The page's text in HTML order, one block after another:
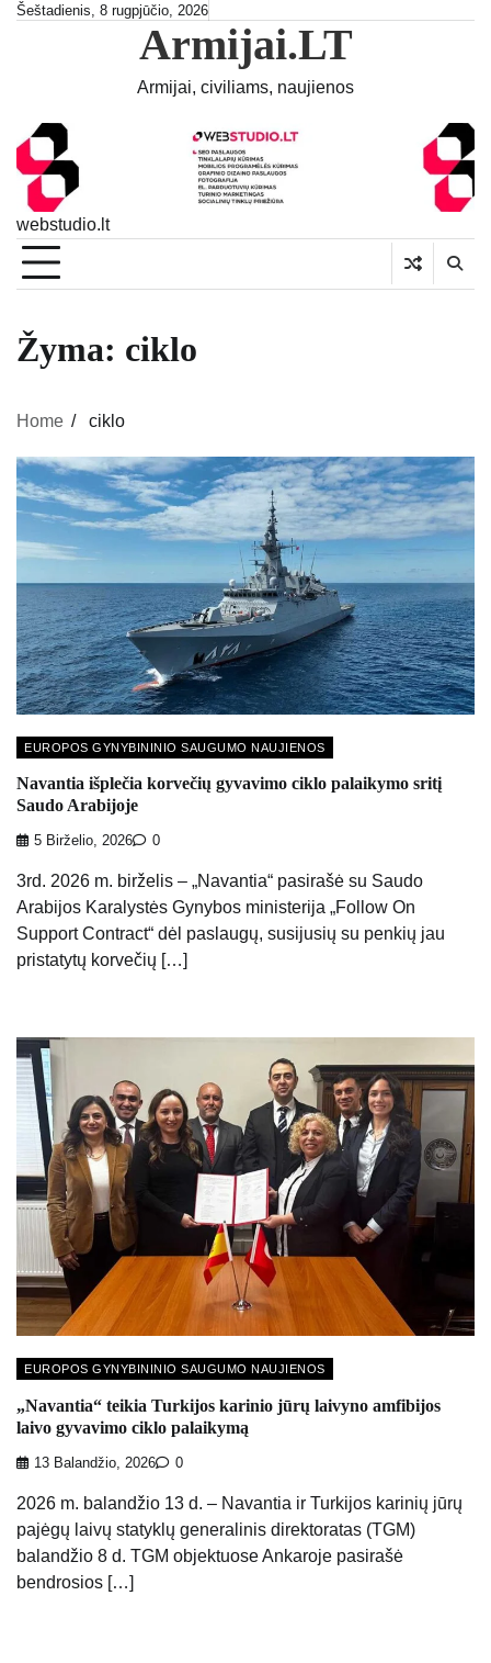
SkipŠeštadienis, 8 rugpjūčio, 2026
Armijai.LT
Armijai, civiliams, naujienos
webstudio.lt
Žyma: ciklo
Home ciklo
EUROPOS GYNYBININIO SAUGUMO NAUJIENOS
Navantia išplečia korvečių gyvavimo ciklo palaikymo sritį
Saudo Arabijoje
5 Birželio, 2026 0
3rd. 2026 m. birželis – „Navantia“ pasirašė su Saudo
Arabijos Karalystės Gynybos ministerija „Follow On
Support Contract“ dėl paslaugų, susijusių su penkių jau
pristatytų korvečių […]
EUROPOS GYNYBININIO SAUGUMO NAUJIENOS
„Navantia“ teikia Turkijos karinio jūrų laivyno amfibijos
laivo gyvavimo ciklo palaikymą
13 Balandžio, 2026 0
2026 m. balandžio 13 d. – Navantia ir Turkijos karinių jūrų
pajėgų laivų statyklų generalinis direktoratas (TGM)
balandžio 8 d. TGM objektuose Ankaroje pasirašė
bendrosios […]